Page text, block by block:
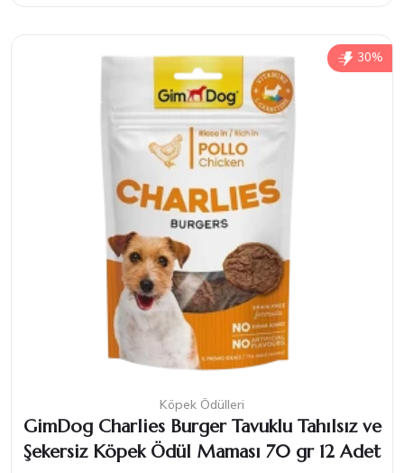
Köpek Ödülleri
GimDog Charlies Burger Tavuklu Tahılsız ve
Şekersiz Köpek Ödül Maması 70 gr 12 Adet
30%